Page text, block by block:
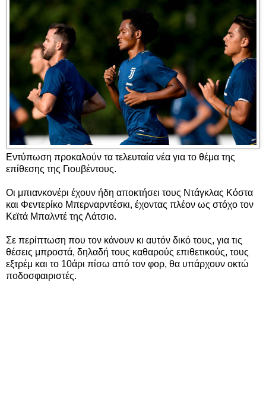
Εντύπωση προκαλούν τα τελευταία νέα για το θέμα της
επίθεσης της Γιουβέντους.
Οι μπιανκονέρι έχουν ήδη αποκτήσει τους Ντάγκλας Κόστα
και Φεντερίκο Μπερναρντέσκι, έχοντας πλέον ως στόχο τον
Κεϊτά Μπαλντέ της Λάτσιο.
Σε περίπτωση που τον κάνουν κι αυτόν δικό τους, για τις
θέσεις μπροστά, δηλαδή τους καθαρούς επιθετικούς, τους
εξτρέμ και το 10άρι πίσω από τον φορ, θα υπάρχουν οκτώ
ποδοσφαιριστές.